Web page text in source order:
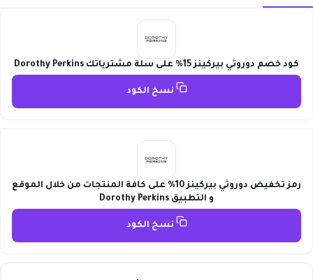
كود خصم دوروثي بيركينز 15% على سلة مشترياتك Dorothy Perkins
نسخ الكود
رمز تخفيض دوروثي بيركينز 10% على كافة المنتجات من خلال الموقع
و التطبيق Dorothy Perkins
نسخ الكود